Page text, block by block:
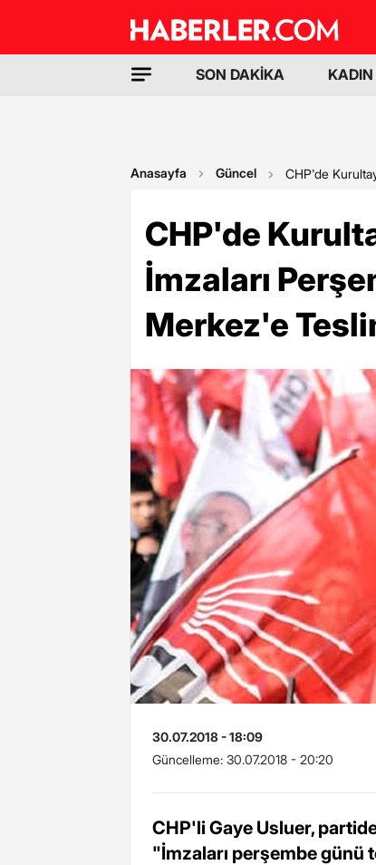
SON DAKİKA KADIN
Anasayfa Güncel CHP'de
CHP'de
İmzaları
Merkez'e
30.07.2018 - 18:09
Güncelleme: 30.07.2018 - 20:20
CHP'li Gaye Usluer,
"İmzaları perşembe günü